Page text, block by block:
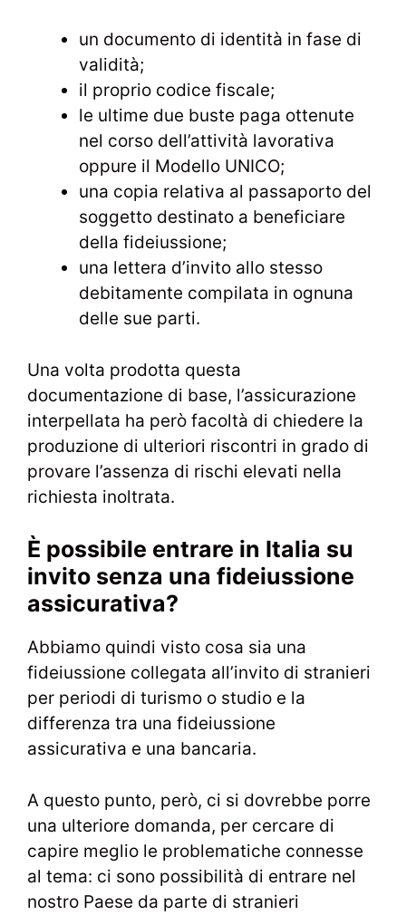
un documento di identità in fase di
validità;
il proprio codice fiscale;
le ultime due buste paga ottenute
nel corso dell’attività lavorativa
oppure il Modello UNICO;
una copia relativa al passaporto del
soggetto destinato a beneficiare
della fideiussione;
una lettera d’invito allo stesso
debitamente compilata in ognuna
delle sue parti.
Una volta prodotta questa
documentazione di base, l’assicurazione
interpellata ha però facoltà di chiedere la
produzione di ulteriori riscontri in grado di
provare l’assenza di rischi elevati nella
richiesta inoltrata.
È possibile entrare in Italia su
invito senza una fideiussione
assicurativa?
Abbiamo quindi visto cosa sia una
fideiussione collegata all’invito di stranieri
per periodi di turismo o studio e la
differenza tra una fideiussione
assicurativa e una bancaria.
A questo punto, però, ci si dovrebbe porre
una ulteriore domanda, per cercare di
capire meglio le problematiche connesse
al tema: ci sono possibilità di entrare nel
nostro Paese da parte di stranieri